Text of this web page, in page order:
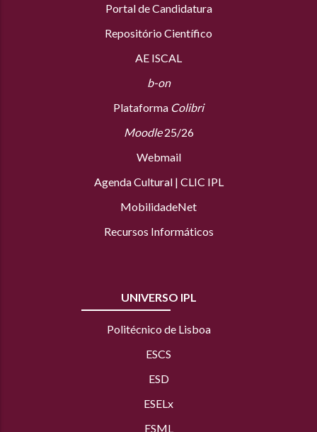
Portal de Candidatura
Repositório Científico
AE ISCAL
b-on
Plataforma Colibri
Moodle25/26
Webmail
Agenda Cultural| CLIC IPL
MobilidadeNet
Recursos Informáticos
UNIVERSO IPL
Politécnico de Lisboa
ESCS
ESD
ESELx
ESML